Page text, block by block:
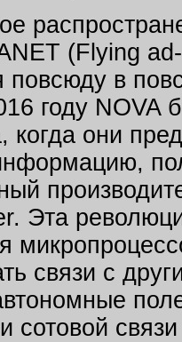
(Flying
повсюду в
году NOVA
когда они
Эта
связи с
сотовой